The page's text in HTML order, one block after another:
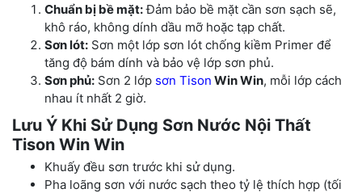
Chuẩn bị bề mặt:Đảm bảo bề mặt cần sơn sạch sẽ,
khô ráo, không dính dầu mỡ hoặc tạp chất.
Sơn lót: Sơn một lớp sơn lót chống kiềm Primer để
tăng độ bám dính và bảo vệ lớp sơn phủ.
Sơn phủ: Sơn 2 lớp sơn Tison Win Win, mỗi lớp cách
nhau ít nhất 2 giờ.
Lưu Ý Khi Sử Dụng Sơn Nước Nội Thất
Tison Win Win
Khuấy đều sơn trước khi sử dụng.
Pha loãng sơn với nước sạch theo tỷ lệ thích hợp (tối